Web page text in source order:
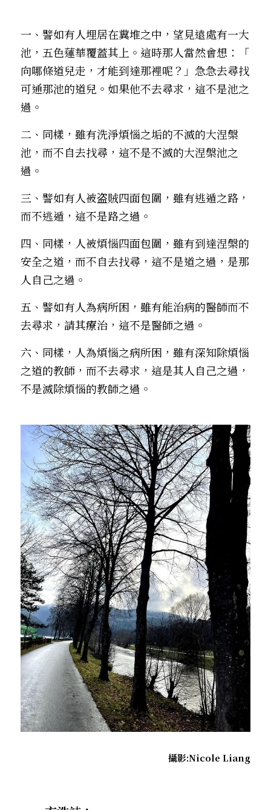
一、譬如有人埋居在糞堆之中，望見遠處有一大
池，五色蓮華覆蓋其上。這時那人當然會想：「
向哪條道兒走，才能到達那裡呢？」急急去尋找
可通那池的道兒。如果他不去尋求，這不是池之
過。
二、同樣，雖有洗淨煩惱之垢的不滅的大涅槃
池，而不自去找尋，這不是不滅的大涅槃池之
過。
三、譬如有人被盗賊四面包圍，雖有逃遁之路，
而不逃遁，這不是路之過。
四、同樣，人被煩惱四面包圍，雖有到達涅槃的
安全之道，而不自去找尋，這不是道之過，是那
人自己之過。
五、譬如有人為病所困，雖有能治病的醫師而不
去尋求，請其療治，這不是醫師之過。
六、同樣，人為煩惱之病所困，雖有深知除煩惱
之道的教師，而不去尋求，這是其人自己之過，
不是滅除煩惱的教師之過。
攝影:Nicole Liang